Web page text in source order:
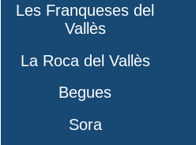
Les Franqueses del
Vallès
La Roca del Vallès
Begues
Sora